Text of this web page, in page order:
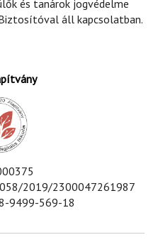
és tanárok jogvédelme
Biztosítóval áll kapcsolatban.
2019/2300047261987
9499-569-18